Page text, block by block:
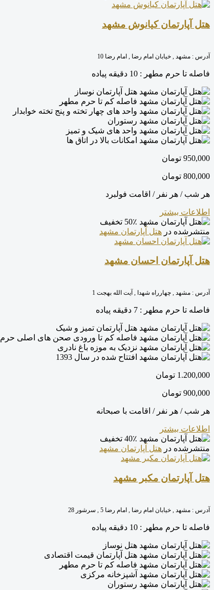
هتل آپارتمان کیانوش مشهد
آدرس : مشهد , خیابان امام رضا , امام رضا 10
فاصله تا حرم مطهر : 10 دقیقه پیاده
هتل آپارتمان نوساز
فاصله کم تا حرم مطهر
واحد های چهار تخته و پنج تخته خوابدار
رستوران
واحد های شیک و تمیز
امکانات بالا در اتاق ها
950,000 تومان
800,000 تومان
هر شب / هر نفر / اقامت فولبرد
اطلاعات بیشتر
50٪ تخفیف
منتشرشده در هتل آپارتمان مشهد
هتل آپارتمان احسان مشهد
آدرس : مشهد , چهارراه شهدا , آیت الله بهجت 1
فاصله تا حرم مطهر : 7 دقیقه پیاده
هتل آپارتمان تمیز و شیک
فاصله کم تا ورودی صحن های اصلی حرم
نزدیک به موزه باغ نادری
افتتاح شده در سال 1393
1.200,000 تومان
900,000 تومان
هر شب / هر نفر / اقامت با صبحانه
اطلاعات بیشتر
40٪ تخفیف
منتشرشده در هتل آپارتمان مشهد
هتل آپارتمان مکبر مشهد
آدرس : مشهد , خیابان امام رضا , امام رضا 5 , سرشور 28
فاصله تا حرم مطهر : 10 دقیقه پیاده
هتل نوساز
هتل آپارتمان قیمت اقتصادی
فاصله کم تا حرم مطهر
آشپزخانه مرکزی
رستوران